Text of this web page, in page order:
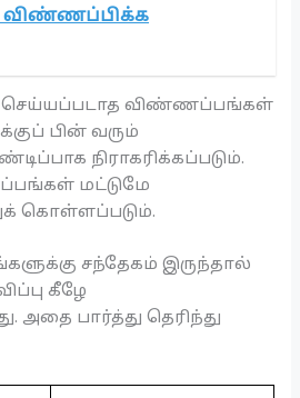
– விண்ணப்பிக்க
செய்யப்படாத விண்ணப்பங்கள்
பின் வரும்
நிராகரிக்கப்படும்.
மட்டுமே
கொள்ளப்படும்.
சந்தேகம் இருந்தால்
கீழே
அதை பார்த்து தெரிந்து